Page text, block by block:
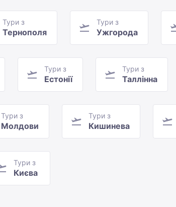
Тури з
Тернополя
Тури з
Ужгорода
Тури з
Естонії
Тури з
Таллінна
Тури з
Молдови
Тури з
Кишинева
Тури з
Києва